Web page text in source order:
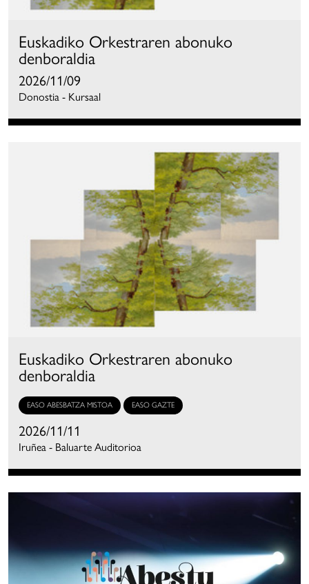
Euskadiko Orkestraren abonuko
denboraldia
2026/11/09
Donostia - Kursaal
Euskadiko Orkestraren abonuko
denboraldia
EASO ABESBATZA MISTOA EASO GAZTE
2026/11/11
Iruñea - Baluarte Auditorioa